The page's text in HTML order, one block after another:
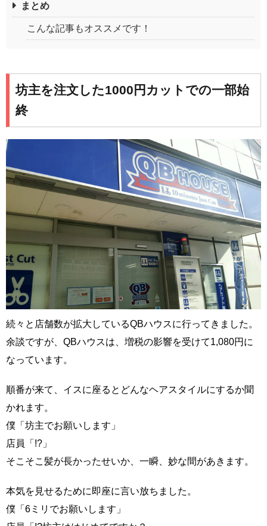
まとめ
こんな記事もオススメです！
坊主を注文した1000円カットでの一部始
終
続々と店舗数が拡大しているQBハウスに行ってきました。
余談ですが、QBハウスは、増税の影響を受けて1,080円に
なっています。
順番が来て、イスに座るとどんなヘアスタイルにするか聞
かれます。
僕「坊主でお願いします」
店員「!?」
そこそこ髪が長かったせいか、一瞬、妙な間があきます。
本気を見せるために即座に言い放ちました。
僕「6ミリでお願いします」